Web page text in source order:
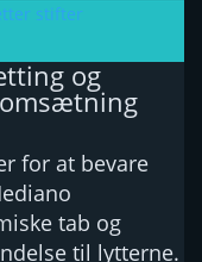
og
for at bevare
tab og
til lytterne.